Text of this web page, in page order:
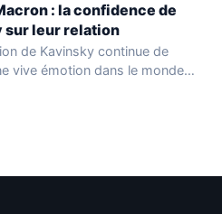
: la confidence de
sur leur relation
de Kavinsky continue de
vive émotion dans le monde